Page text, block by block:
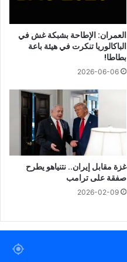
العمران: الإطاحة بشبكة غش في
الباكالوريا تنكرت في هيئة باعة
بطاطا!
2026-06-06
غزة مقابل إيران.. نتنياهو يطرح
صفقة على ترامب
2026-02-09